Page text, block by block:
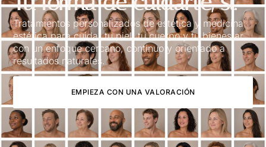
Tratamientos personalizados de estética y medicina
estética para cuidar tu piel, tu cuerpo y tu bienestar
con un enfoque cercano, continuo y orientado a
resultados naturales.
EMPIEZA CON UNA VALORACIÓN